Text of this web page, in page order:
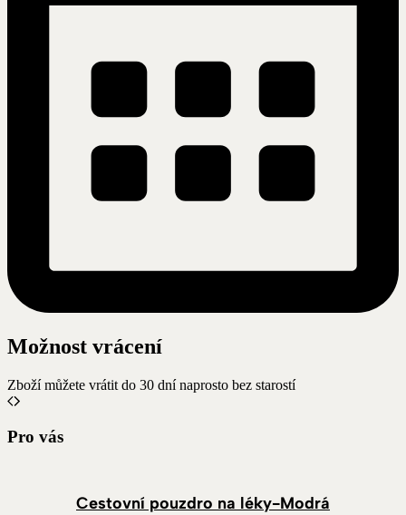
Možnost vrácení
Zboží můžete vrátit do 30 dní naprosto bez starostí
Pro vás
Cestovní pouzdro na léky-Modrá